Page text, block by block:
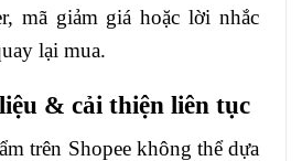
mã giảm giá hoặc lời nhắc
lại mua.
& cải thiện liên tục
trên Shopee không thể dựa